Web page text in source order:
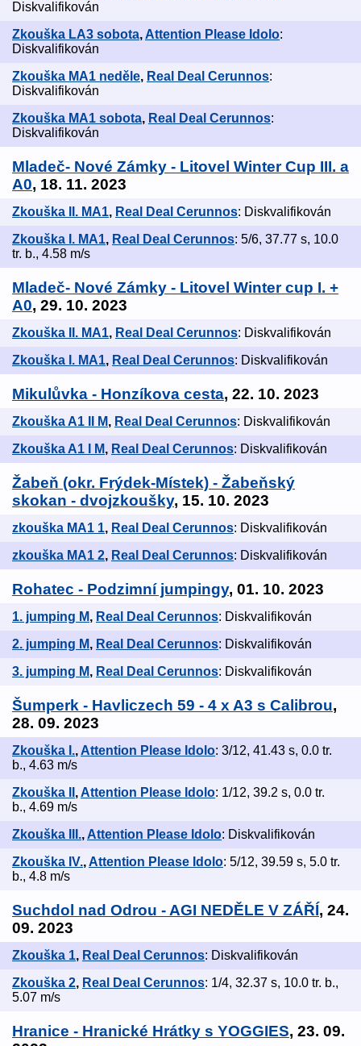
Diskvalifikován
Zkouška LA3 sobota, Attention Please Idolo:
Diskvalifikován
Zkouška MA1 neděle, Real Deal Cerunnos:
Diskvalifikován
Zkouška MA1 sobota, Real Deal Cerunnos:
Diskvalifikován
Mladeč- Nové Zámky - Litovel Winter Cup III. a
A0, 18. 11. 2023
Zkouška II. MA1, Real Deal Cerunnos: Diskvalifikován
Zkouška I. MA1, Real Deal Cerunnos: 5/6, 37.77 s, 10.0
tr. b., 4.58 m/s
Mladeč- Nové Zámky - Litovel Winter cup I. +
A0, 29. 10. 2023
Zkouška II. MA1, Real Deal Cerunnos: Diskvalifikován
Zkouška I. MA1, Real Deal Cerunnos: Diskvalifikován
Mikulůvka - Honzíkova cesta, 22. 10. 2023
Zkouška A1 II M, Real Deal Cerunnos: Diskvalifikován
Zkouška A1 I M, Real Deal Cerunnos: Diskvalifikován
Žabeň (okr. Frýdek-Místek) - Žabeňský
skokan - dvojzkoušky, 15. 10. 2023
zkouška MA1 1, Real Deal Cerunnos: Diskvalifikován
zkouška MA1 2, Real Deal Cerunnos: Diskvalifikován
Rohatec - Podzimní jumpingy, 01. 10. 2023
1. jumping M, Real Deal Cerunnos: Diskvalifikován
2. jumping M, Real Deal Cerunnos: Diskvalifikován
3. jumping M, Real Deal Cerunnos: Diskvalifikován
Šumperk - Havliczech 59 - 4 x A3 s Calibrou,
28. 09. 2023
Zkouška I., Attention Please Idolo: 3/12, 41.43 s, 0.0 tr.
b., 4.63 m/s
Zkouška II ,Attention Please Idolo: 1/12, 39.2 s, 0.0 tr.
b., 4.69 m/s
Zkouška III., Attention Please Idolo: Diskvalifikován
Zkouška IV.,Attention Please Idolo: 5/12, 39.59 s, 5.0 tr.
b., 4.8 m/s
Suchdol nad Odrou - AGI NEDĚLE V ZÁŘÍ, 24.
09. 2023
Zkouška 1, Real Deal Cerunnos: Diskvalifikován
Zkouška 2, Real Deal Cerunnos: 1/4, 32.37 s, 10.0 tr. b.,
5.07 m/s
Hranice - Hranické Hrátky s YOGGIES, 23. 09.